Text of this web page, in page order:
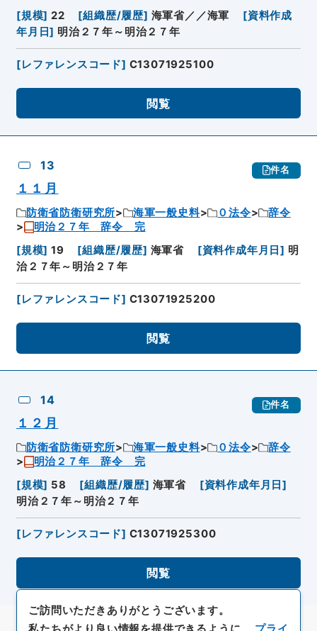
[規模] 22 [組織歴/履歴] 海軍省／／海軍 [資料作成
年月日] 明治２７年～明治２７年
[レファレンスコード] C13071925100
閲覧
13 件名
１１月
防衛省防衛研究所 海軍一般史料 ０法令
辞令
明治２７年 辞令 完
[規模] 19 [組織歴/履歴] 海軍省 [資料作成年月日] 明
治２７年～明治２７年
[レファレンスコード] C13071925200
閲覧
14 件名
１２月
防衛省防衛研究所 海軍一般史料 ０法令
辞令
明治２７年 辞令 完
[規模] 58 [組織歴/履歴] 海軍省 [資料作成年月日]
明治２７年～明治２７年
[レファレンスコード] C13071925300
閲覧
ご訪問いただきありがとうございます。